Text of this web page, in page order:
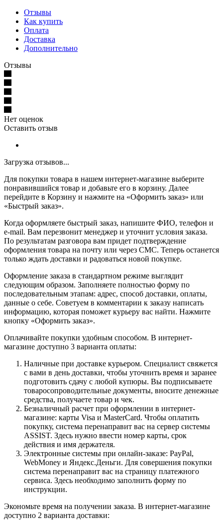
Отзывы
Как купить
Оплата
Доставка
Дополнительно
Отзывы
Нет оценок
Оставить отзыв
Загрузка отзывов...
Для покупки товара в нашем интернет-магазине выберите
понравившийся товар и добавьте его в корзину. Далее
перейдите в Корзину и нажмите на «Оформить заказ» или
«Быстрый заказ».
Когда оформляете быстрый заказ, напишите ФИО, телефон и
e-mail. Вам перезвонит менеджер и уточнит условия заказа.
По результатам разговора вам придет подтверждение
оформления товара на почту или через СМС. Теперь останется
только ждать доставки и радоваться новой покупке.
Оформление заказа в стандартном режиме выглядит
следующим образом. Заполняете полностью форму по
последовательным этапам: адрес, способ доставки, оплаты,
данные о себе. Советуем в комментарии к заказу написать
информацию, которая поможет курьеру вас найти. Нажмите
кнопку «Оформить заказ».
Оплачивайте покупки удобным способом. В интернет-
магазине доступно 3 варианта оплаты:
Наличные при доставке курьером. Специалист свяжется
с вами в день доставки, чтобы уточнить время и заранее
подготовить сдачу с любой купюры. Вы подписываете
товаросопроводительные документы, вносите денежные
средства, получаете товар и чек.
Безналичный расчет при оформлении в интернет-
магазине: карты Visa и MasterCard. Чтобы оплатить
покупку, система перенаправит вас на сервер системы
ASSIST. Здесь нужно ввести номер карты, срок
действия и имя держателя.
Электронные системы при онлайн-заказе: PayPal,
WebMoney и Яндекс.Деньги. Для совершения покупки
система перенаправит вас на страницу платежного
сервиса. Здесь необходимо заполнить форму по
инструкции.
Экономьте время на получении заказа. В интернет-магазине
доступно 2 варианта доставки: